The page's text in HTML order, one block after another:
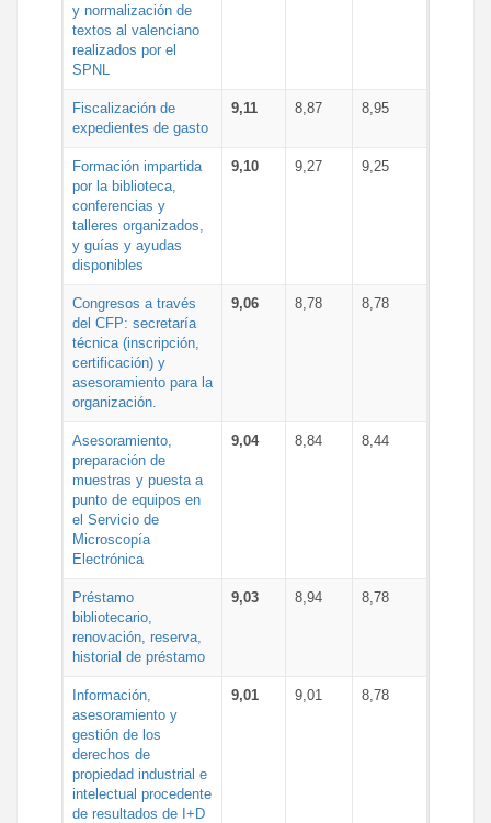
y normalización de
textos al valenciano
realizados por el
SPNL
Fiscalización de
expedientes de gasto
9,11 8,87 8,95
Formación impartida
por la biblioteca,
conferencias y
talleres organizados,
y guías y ayudas
disponibles
9,10 9,27 9,25
Congresos a través
del CFP: secretaría
técnica (inscripción,
certificación) y
asesoramiento para la
organización.
9,06 8,78 8,78
Asesoramiento,
preparación de
muestras y puesta a
punto de equipos en
el Servicio de
Microscopía
Electrónica
9,04 8,84 8,44
Préstamo
bibliotecario,
renovación, reserva,
historial de préstamo
9,03 8,94 8,78
Información,
asesoramiento y
gestión de los
derechos de
propiedad industrial e
intelectual procedente
de resultados de I+D
9,01 9,01 8,78